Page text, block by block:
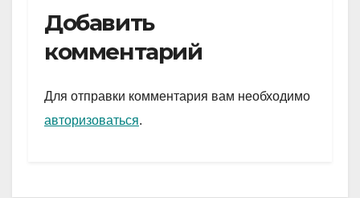
e
gr
a
m
er
s
A
p
и
Добавить
комментарий
Для отправки комментария вам необходимо
авторизоваться.